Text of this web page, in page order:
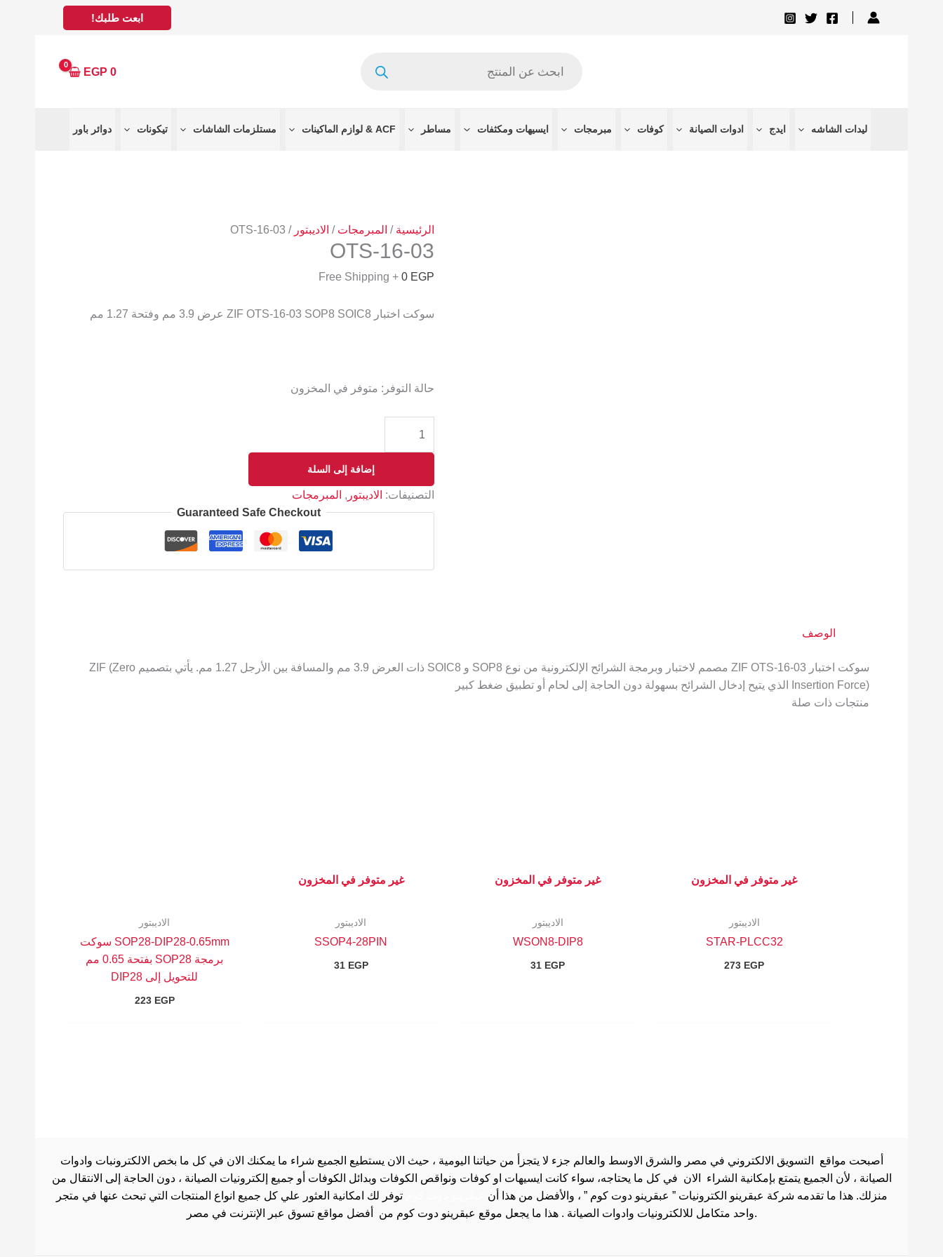
ابعت طلبك!
0
EGP
ليدات الشاشه ايدج ادوات الصيانة كوفات مبرمجات ايسيهات ومكثفات مساطر ACF & لوازم الماكينات مستلزمات الشاشات تيكونات دوائر باور
الرئيسية / المبرمجات / الاديبتور / OTS-16-03
OTS-16-03
0 EGP
+ Free Shipping
سوكت اختبار ZIF OTS-16-03 SOP8 SOIC8 عرض 3.9 مم وفتحة 1.27 مم
حالة التوفر: متوفر في المخزون
إضافة إلى السلة
التصنيفات: الاديبتور , المبرمجات
Guaranteed Safe Checkout
الوصف
سوكت اختبار ZIF OTS-16-03 مصمم لاختبار وبرمجة الشرائح الإلكترونية من نوع SOP8 و SOIC8 ذات العرض 3.9 مم والمسافة بين الأرجل 1.27 مم. يأتي بتصميم ZIF (Zero
Insertion Force) الذي يتيح إدخال الشرائح بسهولة دون الحاجة إلى لحام أو تطبيق ضغط كبير
منتجات ذات صلة
غير متوفر في المخزون
الاديبتور
STAR-PLCC32
273 EGP
غير متوفر في المخزون
الاديبتور
WSON8-DIP8
31 EGP
غير متوفر في المخزون
الاديبتور
SSOP4-28PIN
31 EGP
الاديبتور
SOP28-DIP28-0.65mm سوكت
برمجة SOP28 بفتحة 0.65 مم
للتحويل إلى DIP28
223 EGP
أصبحت مواقع التسويق الالكتروني في مصر والشرق الاوسط والعالم جزء لا يتجزأ من حياتنا اليومية ، حيث الان يستطيع الجميع شراء ما يمكنك الان في كل ما بخص الالكترونبات وادوات
الصيانة ، لأن الجميع يتمتع بإمكانية الشراء الان في كل ما يحتاجه، سواء كانت ايسيهات او كوفات ونواقص الكوفات وبدائل الكوفات أو جميع إلكترونيات الصيانة ، دون الحاجة إلى الانتقال من
منزلك. هذا ما تقدمه شركة عبقرينو الكترونيات ” عبقرينو دوت كوم ” ، والأفضل من هذا أن
توفر لك امكانية العثور علي كل جميع انواع المنتجات التي تبحث عنها في متجر
واحد متكامل للالكترونيات وادوات الصيانة . هذا ما يجعل موقع عبقرينو دوت كوم من أفضل مواقع تسوق عبر الإنترنت في مصر.